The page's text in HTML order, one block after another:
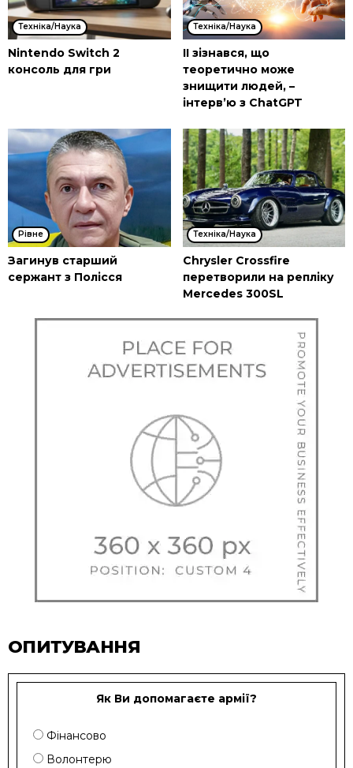
Техніка/Наука
Nintendo Switch 2
консоль для гри
Техніка/Наука
ІІ зізнався, що
теоретично може
знищити людей, –
інтерв’ю з ChatGPT
Рівне
Загинув старший
сержант з Полісся
Техніка/Наука
Chrysler Crossfire
перетворили на репліку
Mercedes 300SL
ОПИТУВАННЯ
Як Ви допомагаєте армії?
Фінансово
Волонтерю